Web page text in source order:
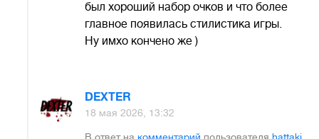
был хороший набор очков и что более
главное появилась стилистика игры.
Ну имхо кончено же )
DEXTER
18 мая 2026, 13:32